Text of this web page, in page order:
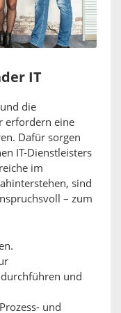
IT
die
erfordern eine
Dafür sorgen
IT-Dienstleisters
im
sind
– zum
und
und